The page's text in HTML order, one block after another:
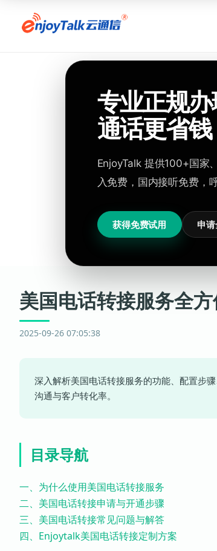
专业正规
通话更省钱
EnjoyTalk 提供100+国家
入免费，国内接听免费，
获得免费试用
申
美国电话转接服务全
2025-09-26 07:05:38
深入解析美国电话转接服务的功能、配置步
沟通与客户转化率。
目录导航
一、为什么使用美国电话转接服务
二、美国电话转接申请与开通步骤
三、美国电话转接常见问题与解答
四、Enjoytalk美国电话转接定制方案